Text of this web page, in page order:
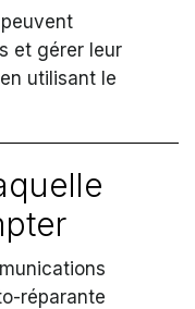
et gérer leur
utilisant le
réparante